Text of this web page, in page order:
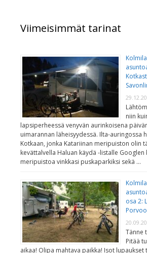
Viimeisimmät tarinat
niin
lapsiperheessä venyvän aurinkoisena
uimarannan läheisyydessä. Ilta-auringossa
Kotkaan, jonka Katariinan meripuiston olin
kevättalvella Haluan käydä -listalle Googlen
meripuistoa vinkkasi puskaparkiksi sekä …
osa 2:
Tänne
Pitää
aikaa! Olipa mahtava paikka! Isot